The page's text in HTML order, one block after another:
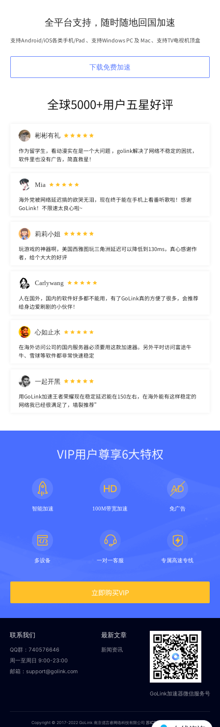
全平台支持，随时随地回国加速
支持Android/iOS各类手机/Pad 、支持Windows PC 及 Mac 、支持TV电视机顶盒
下载免费加速
全球5000+用户五星好评
彬彬有礼
作为留学生，看动漫实在是一个大问题 ，golink解决了网络不稳定的困扰，
软件里也没有广告，简直救星！
Mia
海外党被网络延迟搞的欲哭无泪，现在终于能在手机上看番听歌啦！感谢
GoLink！不限速太良心啦~
莉莉小姐
玩游戏的神器啊，美国西雅图玩三角洲延迟可以降低到130ms，真心感谢作
者，给个大大的好评
Carlywang
人在国外，国内的软件好多都不能用，有了GoLink真的方便了很多，会推荐
给身边爱刷剧的小伙伴！
心如止水
在海外访问公司的国内服务器必须要用这款加速器。另外平时访问富途牛
牛、雪球等软件都非常快速稳定
一起开黑
用GoLink加速王者荣耀现在稳定延迟能在150左右，在海外能有这样稳定的
网络我已经很满足了，墙裂推荐”
VIP用户尊享6大特权
智能加速 100M带宽加速 免广告
多设备 一对一客服 专属高速专线
立即购买VIP
联系我们
QQ群：740576646
周一至周日 9:00-23:00
邮箱：support@golink.com
最新文章
新闻资讯
GoLink加速器微信服务号
Copyright © 2017-2022 GoLink 南京偲言睿网络科技有限公司苏ICP备18014251号-2